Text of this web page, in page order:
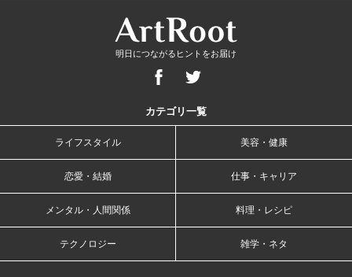
明日につながるヒントをお届け
カテゴリ一覧
ライフスタイル 美容・健康
恋愛・結婚 仕事・キャリア
メンタル・人間関係 料理・レシピ
テクノロジー 雑学・ネタ